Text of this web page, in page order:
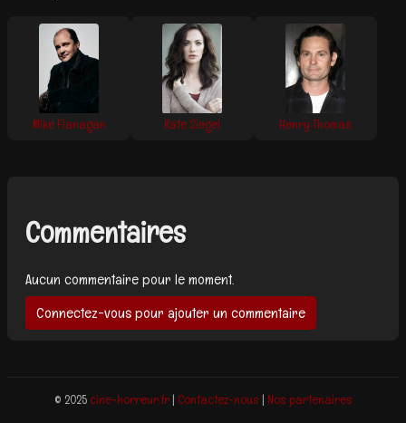
Mike Flanagan Kate Siegel Henry Thomas
Commentaires
Aucun commentaire pour le moment.
Connectez-vous pour ajouter un commentaire
© 2025 cine-horreur.fr| Contactez-nous| Nos partenaires